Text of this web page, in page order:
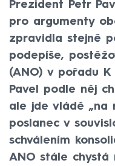
Prezident Petr
pro argumenty
zpravidla stejně
podepíše,
(ANO) v pořadu K
Pavel podle něj
ale jde vládě „na
poslanec v
schválením
ANO stále chystá